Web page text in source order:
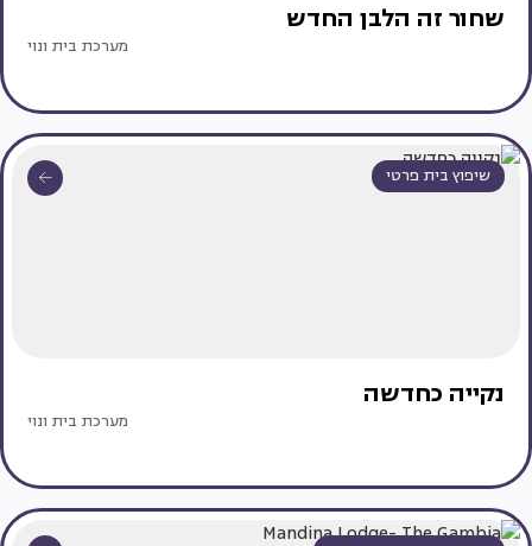
שחור זה הלבן החדש
מערכת בית ונוי
שיפוץ בית פרטי
נקייה כחדשה
מערכת בית ונוי